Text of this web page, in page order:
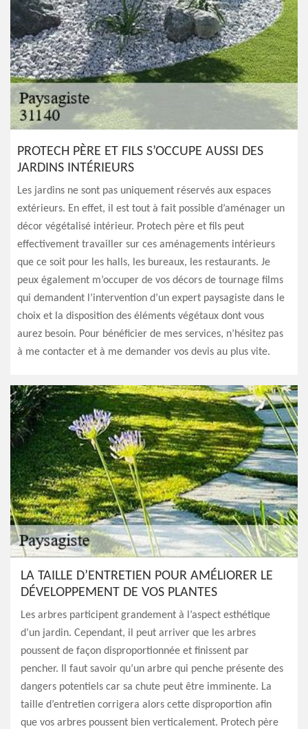
PROTECH PÈRE ET FILS S’OCCUPE AUSSI DES
JARDINS INTÉRIEURS
Les jardins ne sont pas uniquement réservés aux espaces
extérieurs. En effet, il est tout à fait possible d’aménager un
décor végétalisé intérieur. Protech père et fils peut
effectivement travailler sur ces aménagements intérieurs
que ce soit pour les halls, les bureaux, les restaurants. Je
peux également m’occuper de vos décors de tournage films
qui demandent l’intervention d’un expert paysagiste dans le
choix et la disposition des éléments végétaux dont vous
aurez besoin. Pour bénéficier de mes services, n’hésitez pas
à me contacter et à me demander vos devis au plus vite.
LA TAILLE D’ENTRETIEN POUR AMÉLIORER LE
DÉVELOPPEMENT DE VOS PLANTES
Les arbres participent grandement à l’aspect esthétique
d’un jardin. Cependant, il peut arriver que les arbres
poussent de façon disproportionnée et finissent par
pencher. Il faut savoir qu’un arbre qui penche présente des
dangers potentiels car sa chute peut être imminente. La
taille d’entretien corrigera alors cette disproportion afin
que vos arbres poussent bien verticalement. Protech père